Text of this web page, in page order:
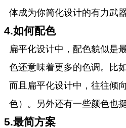
体成为你简化设计的有力武器
4.如何配色
扁平化设计中，配色貌似是
色还意味着更多的色调。比
而且扁平化设计中，往往倾
色）。另外还有一些颜色也
5.最简方案